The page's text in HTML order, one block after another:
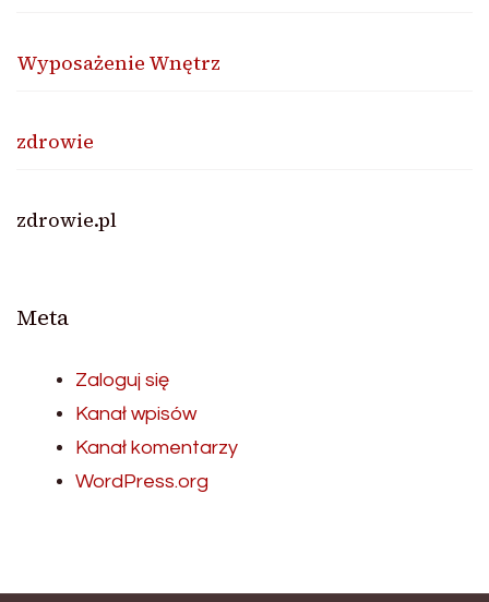
Wyposażenie Wnętrz
zdrowie
zdrowie.pl
Meta
Zaloguj się
Kanał wpisów
Kanał komentarzy
WordPress.org